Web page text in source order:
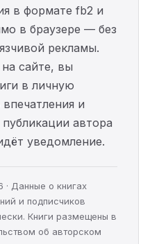
в формате fb2 и
в браузере — без
рекламы.
сайте, вы
в личную
и
автора
уведомление.
· Данные о книгах
и подписчиков
Книги размещены в
об авторском